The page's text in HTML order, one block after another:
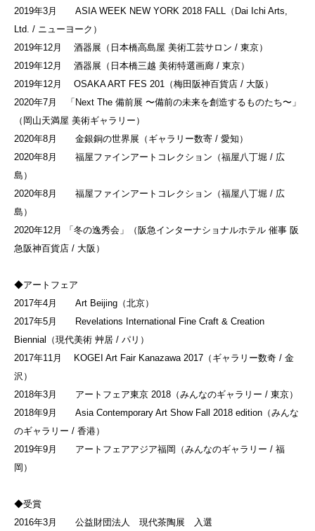
2019年3月 ASIA WEEK NEW YORK 2018 FALL（Dai Ichi Arts,
Ltd. / ニューヨーク）
2019年12月 酒器展（日本橋高島屋 美術工芸サロン / 東京）
2019年12月 酒器展（日本橋三越 美術特選画廊 / 東京）
2019年12月 OSAKA ART FES 201（梅田阪神百貨店 / 大阪）
2020年7月 「Next The 備前展 〜備前の未来を創造するものたち〜」
（岡山天満屋 美術ギャラリー）
2020年8月 金銀銅の世界展（ギャラリー数寄 / 愛知）
2020年8月 福屋ファインアートコレクション（福屋八丁堀 / 広
島）
2020年8月 福屋ファインアートコレクション（福屋八丁堀 / 広
島）
2020年12月 「冬の逸秀会」（阪急インターナショナルホテル 催事 阪
急阪神百貨店 / 大阪）
◆アートフェア
2017年4月 Art Beijing（北京）
2017年5月 Revelations International Fine Craft & Creation
Biennial（現代美術 艸居 / パリ）
2017年11月 KOGEI Art Fair Kanazawa 2017（ギャラリー数奇 / 金
沢）
2018年3月 アートフェア東京 2018（みんなのギャラリー / 東京）
2018年9月 Asia Contemporary Art Show Fall 2018 edition（みんな
のギャラリー / 香港）
2019年9月 アートフェアアジア福岡（みんなのギャラリー / 福
岡）
◆受賞
2016年3月 公益財団法人 現代茶陶展 入選